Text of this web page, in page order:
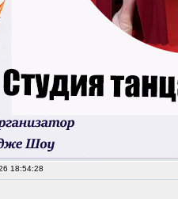
18:54:28